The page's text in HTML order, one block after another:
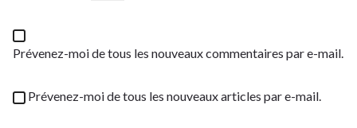
Prévenez-moi de tous les nouveaux commentaires par e-mail.
Prévenez-moi de tous les nouveaux articles par e-mail.